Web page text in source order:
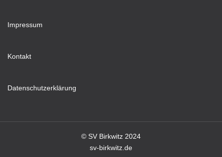
Impressum
Kontakt
Datenschutzerklärung
© SV Birkwitz 2024
sv-birkwitz.de